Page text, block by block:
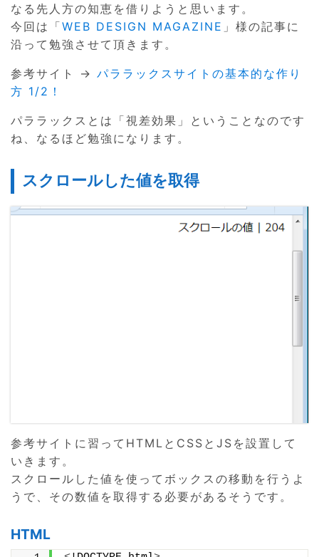
なる先人方の知恵を借りようと思います。
今回は「WEB DESIGN MAGAZINE 」様の記事に
沿って勉強させて頂きます。
参考サイト → パララックスサイトの基本的な作り
方 1/2！
パララックスとは「視差効果」ということなのです
ね、なるほど勉強になります。
スクロールした値を取得
参考サイトに習ってHTMLとCSSとJSを設置して
いきます。
スクロールした値を使ってボックスの移動を行うよ
うで、その数値を取得する必要があるそうです。
HTML